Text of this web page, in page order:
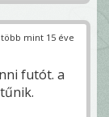
több mint 15 éve
futót. a